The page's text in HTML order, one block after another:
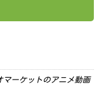
マーケットのアニメ動画